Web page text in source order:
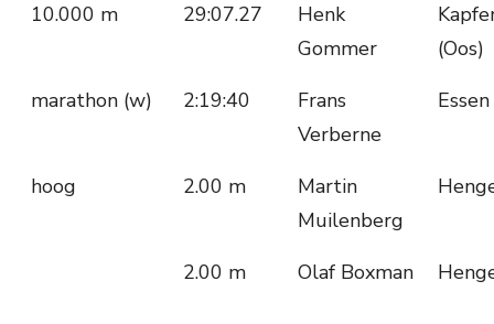
10.000 m 29:07.27
Henk
Gommer
(Oos)
marathon (w)
2:19:40
Frans
Verberne
hoog 2.00 m
Martin
Muilenberg
2.00 m Olaf Boxman